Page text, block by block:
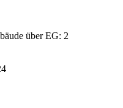
über EG: 2